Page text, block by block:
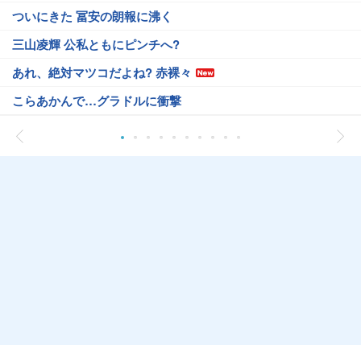
ついにきた 冨安の朗報に沸く
三山凌輝 公私ともにピンチへ?
あれ、絶対マツコだよね? 赤裸々
こらあかんで…グラドルに衝撃